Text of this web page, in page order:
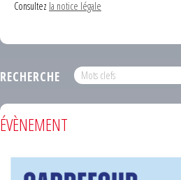
Consultez la notice légale
RECHERCHE
ÉVÈNEMENT